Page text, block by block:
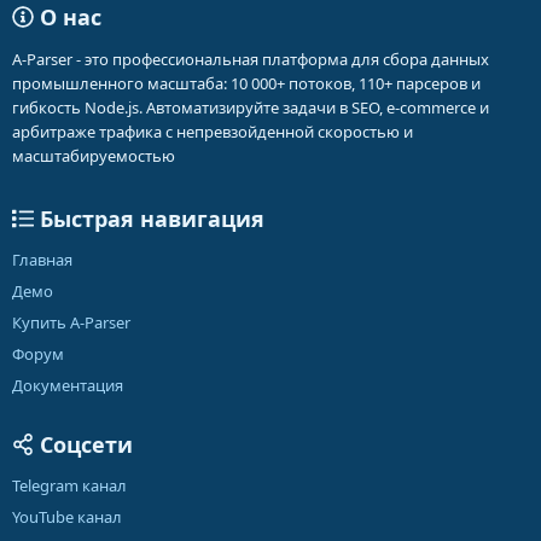
О нас
A-Parser - это профессиональная платформа для сбора данных
промышленного масштаба: 10 000+ потоков, 110+ парсеров и
гибкость Node.js. Автоматизируйте задачи в SEO, e-commerce и
арбитраже трафика с непревзойденной скоростью и
масштабируемостью
Быстрая навигация
Главная
Демо
Купить A-Parser
Форум
Документация
Соцсети
Telegram канал
YouTube канал